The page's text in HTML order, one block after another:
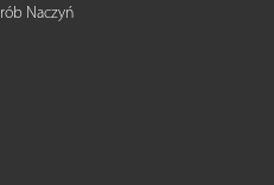
Naczyń